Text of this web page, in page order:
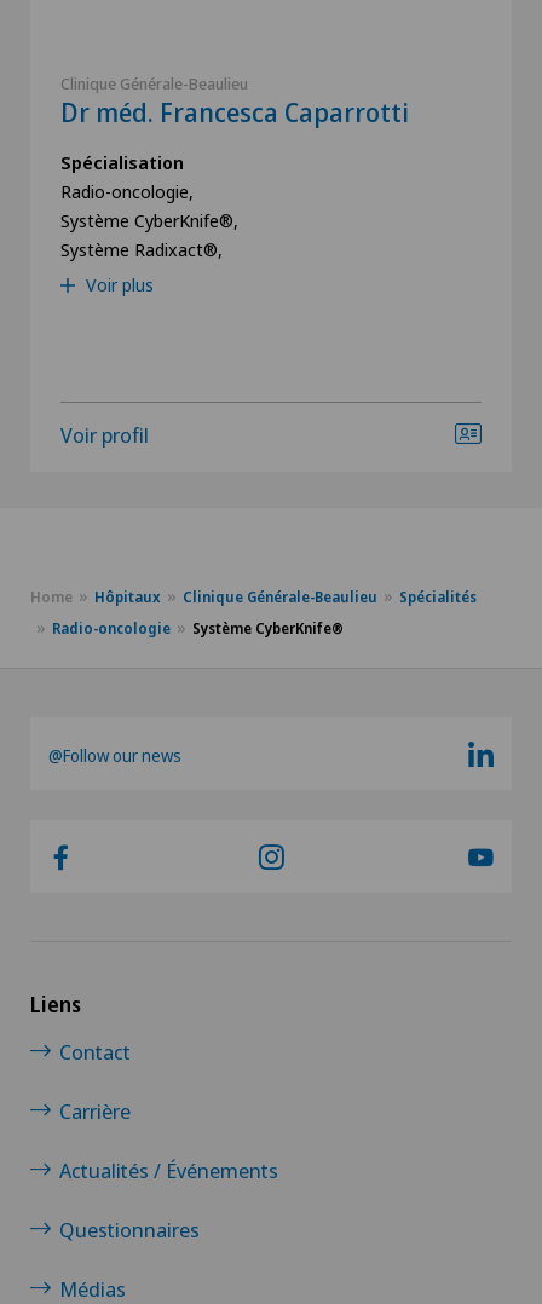
Clinique Générale-Beaulieu
Dr méd. Francesca Caparrotti
Spécialisation
Radio-oncologie,
Système CyberKnife®,
Système Radixact®,
Voir plus
Voir profil
Home Hôpitaux Clinique Générale-Beaulieu
Spécialités
Radio-oncologie
Système CyberKnife®
@Follow our news
Liens
Contact
Carrière
Actualités / Événements
Questionnaires
Médias